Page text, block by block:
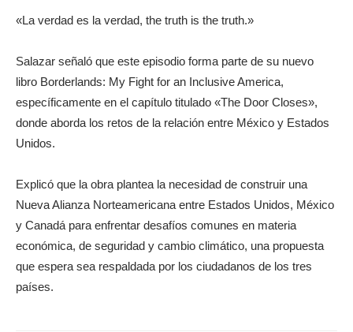
«La verdad es la verdad, the truth is the truth.»
Salazar señaló que este episodio forma parte de su nuevo
libro Borderlands: My Fight for an Inclusive America,
específicamente en el capítulo titulado «The Door Closes»,
donde aborda los retos de la relación entre México y Estados
Unidos.
Explicó que la obra plantea la necesidad de construir una
Nueva Alianza Norteamericana entre Estados Unidos, México
y Canadá para enfrentar desafíos comunes en materia
económica, de seguridad y cambio climático, una propuesta
que espera sea respaldada por los ciudadanos de los tres
países.